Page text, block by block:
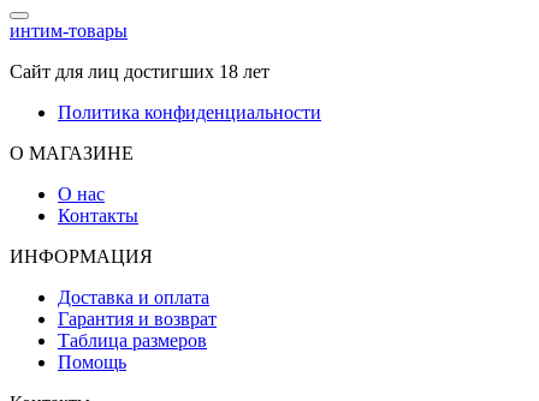
интим-товары
Сайт для лиц достигших 18 лет
Политика конфиденциальности
О МАГАЗИНЕ
О нас
Контакты
ИНФОРМАЦИЯ
Доставка и оплата
Гарантия и возврат
Таблица размеров
Помощь